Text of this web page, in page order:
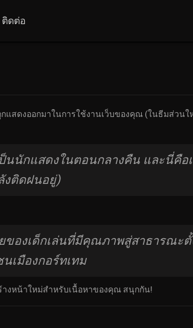
ติดต่อ
สดงออกมาในการใช้งานเว็บของคุณ (ในธีมส่วน
นนักแสดงในตอนกลางคืน และนี่คื
งติดฝนอยู่)
ของเด็กเล่นที่มีคุณภาพสู่สาธารณะ
เมืองกอร์ทเทม
างหน้าใหม่สำหรับเนื้อหาของคุณ สนุกกัน!